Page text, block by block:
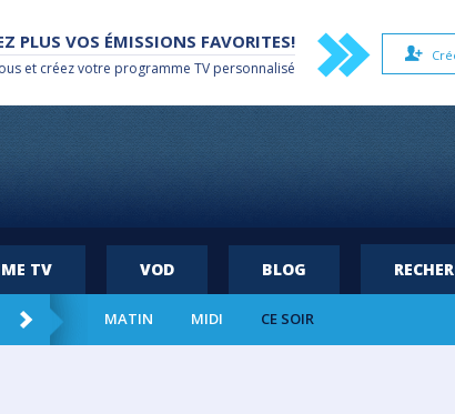
PLUS VOS ÉMISSIONS FAVORITES!
et créez votre programme TV personnalisé
TV VOD BLOG
SAM. 08 DIM. 09 LUN. 10
MATIN MIDI CE SOIR